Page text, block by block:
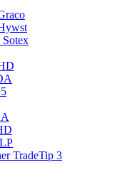
TradeTip 3